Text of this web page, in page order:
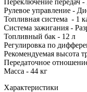
Рулевое управление -
Топливная система - 1
Система зажигания -
Топливный бак - 12 л
Регулировка по
Рекомендуемая высота
Передаточное
Масса - 44 кг
Характеристики